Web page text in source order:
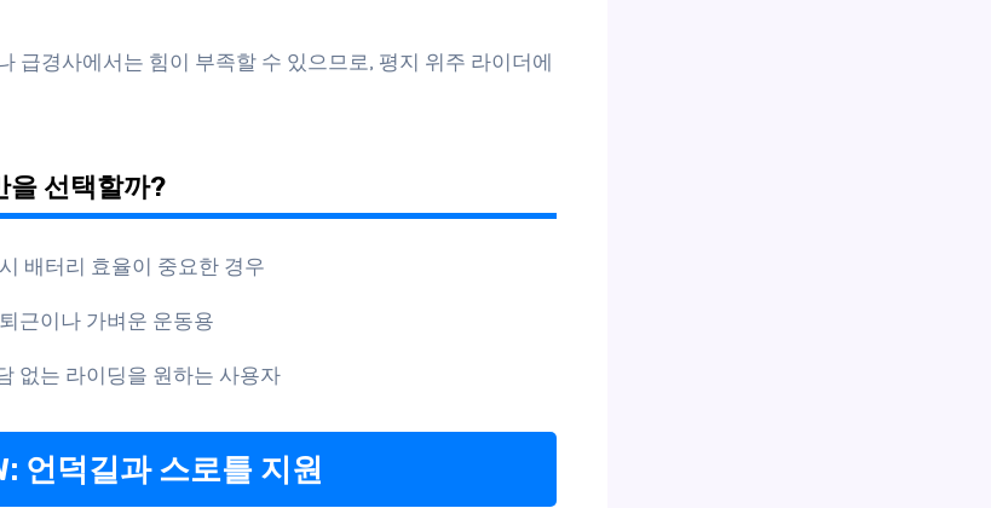
급경사에서는 힘이 부족할 수 있으므로, 평지 위주 라이더에
을 선택할까?
배터리 효율이 중요한 경우
근이나 가벼운 운동용
없는 라이딩을 원하는 사용자
언덕길과 스로틀 지원